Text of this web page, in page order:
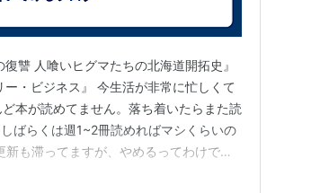
讐 人喰いヒグマたちの北海道開拓史』
・ビジネス』 今生活が非常に忙しくて
本が読めてません。落ち着いたらまた読
ばらくは週1~2冊読めればマシくらいの
も滞ってますが、やめるってわけでは